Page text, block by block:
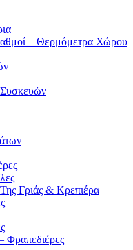
– Θερμόμετρα Χώρου
Γριάς & Κρεπιέρα
Φραπεδιέρες